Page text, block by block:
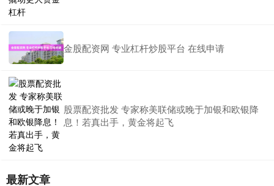
金股配资网 专业杠杆炒股平台 在线申请
股票配资批发 专家称美联储或晚于加银和欧银降
息！若真出手，黄金将起飞
最新文章